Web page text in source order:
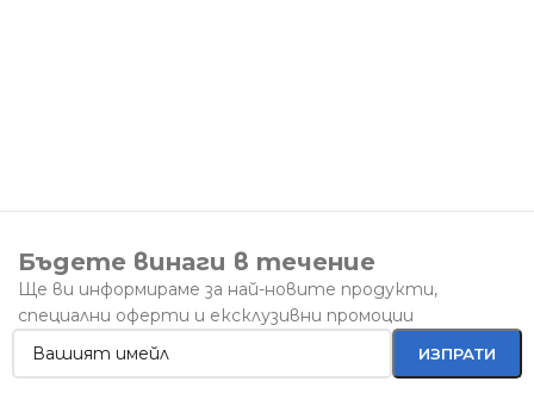
Бъдете винаги в течение
Ще ви информираме за най-новите продукти,
специални оферти и ексклузивни промоции